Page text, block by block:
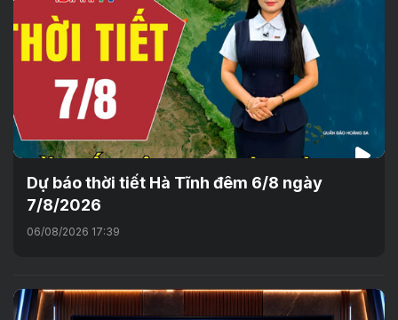
Dự báo thời tiết Hà Tĩnh đêm 6/8 ngày
7/8/2026
06/08/2026 17:39